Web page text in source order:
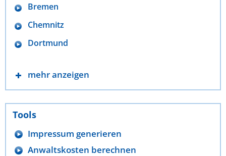
Bremen
Chemnitz
Dortmund
mehr anzeigen
Tools
Impressum generieren
Anwaltskosten berechnen